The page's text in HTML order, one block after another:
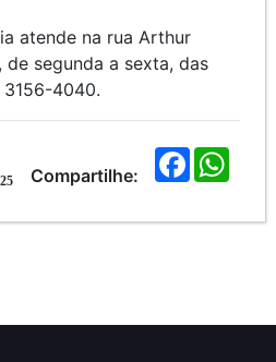
atende na rua Arthur
segunda a sexta, das
3156-4040.
Compartilhe:
F
a
b
s